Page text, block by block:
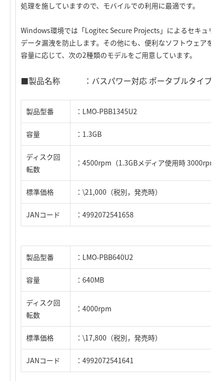
処理を施していますので、モバイルでの利用に最適です。
Windows環境では「Logitec Secure Projects」によるセキュリ
データ漏洩を防止します。その他にも、便利なソフトウェアを
容量に応じて、次の2種類のモデルをご用意しています。
■製品名称 ：バスパワー対応 ポータブルタイプ
製品型番 ：LMO-PBB1345U2
容量 ：1.3GB
ディスク回
転数
：4500rpm（1.3GBメディア使用時 3000rpm
標準価格 ：\21,000（税別，発売時）
JANコード ：4992072541658
製品型番 ：LMO-PBB640U2
容量 ：640MB
ディスク回
転数
：4000rpm
標準価格 ：\17,800（税別，発売時）
JANコード ：4992072541641